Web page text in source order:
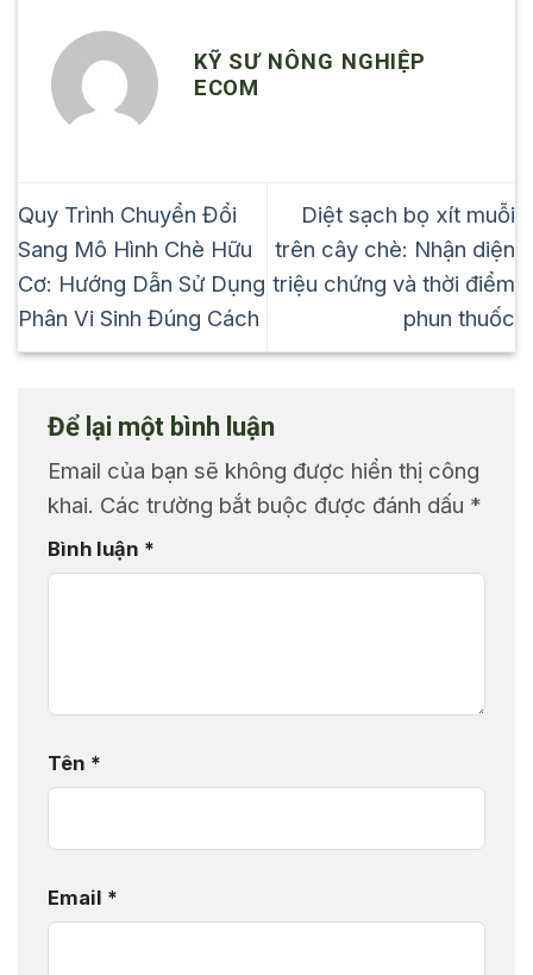
KỸ SƯ NÔNG NGHIỆP
ECOM
Quy Trình Chuyển Đổi
Sang Mô Hình Chè Hữu
Cơ: Hướng Dẫn Sử Dụng
Phân Vi Sinh Đúng Cách
Diệt sạch bọ xít muỗi
trên cây chè: Nhận diện
triệu chứng và thời điểm
phun thuốc
Để lại một bình luận
Email của bạn sẽ không được hiển thị công
khai. Các trường bắt buộc được đánh dấu *
Bình luận *
Tên *
Email *